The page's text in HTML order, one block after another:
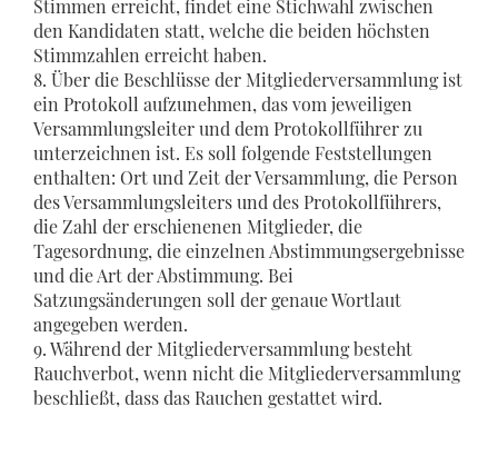
Stimmen erreicht, findet eine Stichwahl zwischen
den Kandidaten statt, welche die beiden höchsten
Stimmzahlen erreicht haben.
8. Über die Beschlüsse der Mitgliederversammlung ist
ein Protokoll aufzunehmen, das vom jeweiligen
Versammlungsleiter und dem Protokollführer zu
unterzeichnen ist. Es soll folgende Feststellungen
enthalten: Ort und Zeit der Versammlung, die Person
des Versammlungsleiters und des Protokollführers,
die Zahl der erschienenen Mitglieder, die
Tagesordnung, die einzelnen Abstimmungsergebnisse
und die Art der Abstimmung. Bei
Satzungsänderungen soll der genaue Wortlaut
angegeben werden.
9. Während der Mitgliederversammlung besteht
Rauchverbot, wenn nicht die Mitgliederversammlung
beschließt, dass das Rauchen gestattet wird.